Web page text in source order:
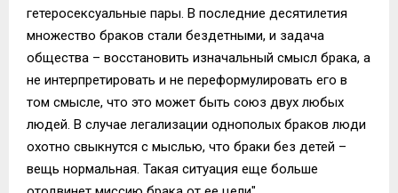
гетеросексуальные пары. В последние десятилетия
множество браков стали бездетными, и задача
общества – восстановить изначальный смысл брака, а
не интерпретировать и не переформулировать его в
том смысле, что это может быть союз двух любых
людей. В случае легализации однополых браков люди
охотно свыкнутся с мыслью, что браки без детей –
вещь нормальная. Такая ситуация еще больше